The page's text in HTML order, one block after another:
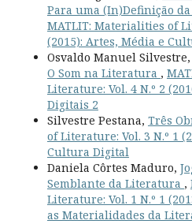
Para uma (In)Definição
MATLIT: Materialities of
(2015): Artes, Média e
Osvaldo Manuel
O Som na Literatura ,
Literature: Vol. 4 N.º 2
Digitais 2
Silvestre Pestana, Três
of Literature: Vol. 3 N.º 1
Cultura Digital
Daniela Côrtes Maduro,
Semblante da Literatura ,
Literature: Vol. 1 N.º 1
as Materialidades da